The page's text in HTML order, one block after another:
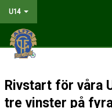
U14
HEM
NYHETER
Rivstart för våra
tre vinster på